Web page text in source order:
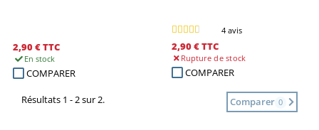
2,90 €TTC
En stock
COMPARER
4 avis
2,90 €TTC
Rupture de stock
COMPARER
Comparer 0
Résultats 1 - 2 sur 2.